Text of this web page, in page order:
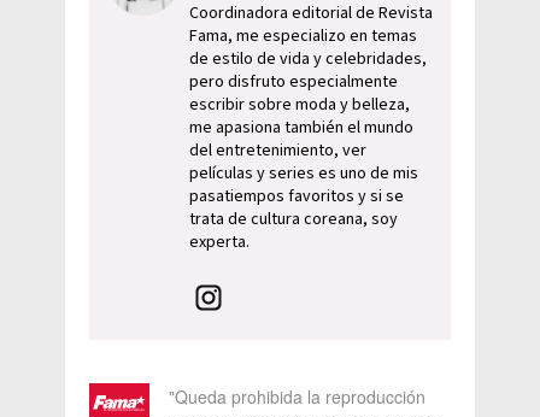
Coordinadora editorial de Revista
Fama, me especializo en temas
de estilo de vida y celebridades,
pero disfruto especialmente
escribir sobre moda y belleza,
me apasiona también el mundo
del entretenimiento, ver
películas y series es uno de mis
pasatiempos favoritos y si se
trata de cultura coreana, soy
experta.
"Queda prohibida la reproducción